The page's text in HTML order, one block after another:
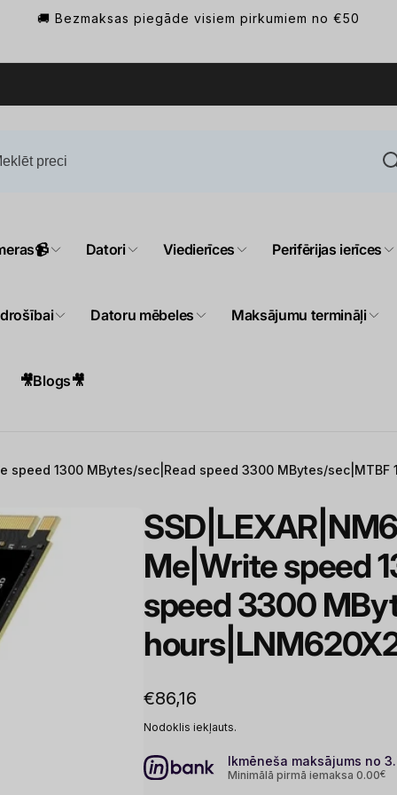
🚚 Bezmaksas piegāde visiem pirkumiem no €50
Datori Viedierīces Perifērijas ierīces
Datoru mēbeles Maksājumu termināļi
🎥Blogs🎥
speed 1300 MBytes/sec|Read speed 3300 MBytes/sec|MTBF
Me|Write speed
speed 3300
Parastā
cena
€86,16
Nodoklis iekļauts.
Ikmēneša maksājums no
Minimālā pirmā iemaksa 0.00€